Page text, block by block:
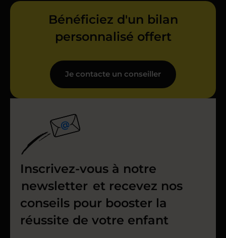
Bénéficiez d'un bilan
personnalisé offert
Je contacte un conseiller
Inscrivez-vous à notre
newsletter et recevez nos
conseils pour booster la
réussite de votre enfant